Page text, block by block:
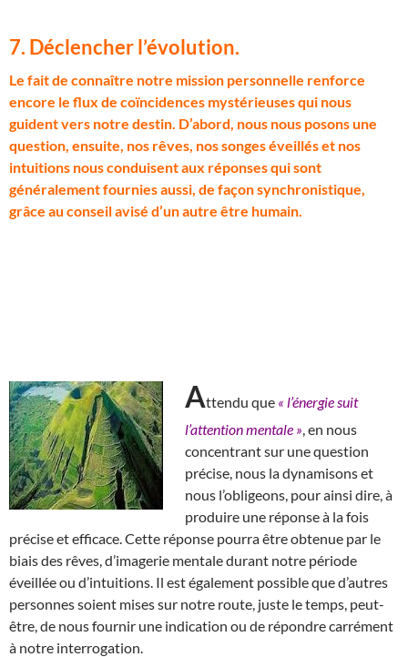
7. Déclencher l’évolution.
L e fait de connaître notre mission personnelle renforce
encore le flux de coïncidences mystérieuses qui nous
guident vers notre destin. D’abord, nous nous posons une
question, ensuite, nos rêves, nos songes éveillés et nos
intuitions nous conduisent aux réponses qui sont
généralement fournies aussi, de façon synchronistique,
grâce au conseil avisé d’un autre être humain.
Attendu que « l’énergie suit
l’attention mentale » , en nous
concentrant sur une question
précise, nous la dynamisons et
nous l’obligeons, pour ainsi dire, à
produire une réponse à la fois
précise et efficace. Cette réponse pourra être obtenue par le
biais des rêves, d’imagerie mentale durant notre période
éveillée ou d’intuitions. Il est également possible que d’autres
personnes soient mises sur notre route, juste le temps, peut-
être, de nous fournir une indication ou de répondre carrément
à notre interrogation.